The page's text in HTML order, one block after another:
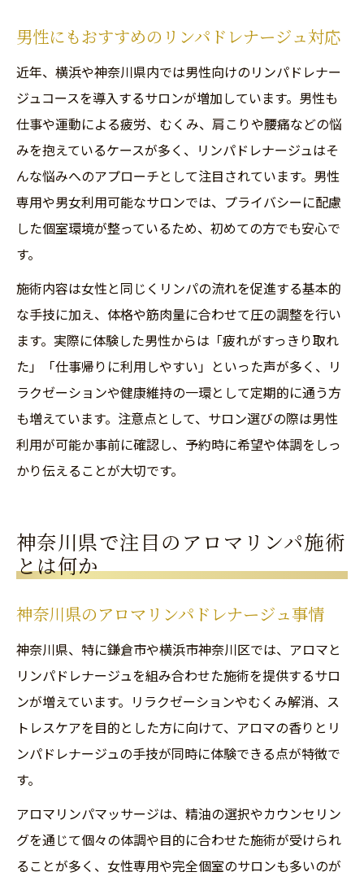
男性にもおすすめのリンパドレナージュ対応
近年、横浜や神奈川県内では男性向けのリンパドレナー
ジュコースを導入するサロンが増加しています。男性も
仕事や運動による疲労、むくみ、肩こりや腰痛などの悩
みを抱えているケースが多く、リンパドレナージュはそ
んな悩みへのアプローチとして注目されています。男性
専用や男女利用可能なサロンでは、プライバシーに配慮
した個室環境が整っているため、初めての方でも安心で
す。
施術内容は女性と同じくリンパの流れを促進する基本的
な手技に加え、体格や筋肉量に合わせて圧の調整を行い
ます。実際に体験した男性からは「疲れがすっきり取れ
た」「仕事帰りに利用しやすい」といった声が多く、リ
ラクゼーションや健康維持の一環として定期的に通う方
も増えています。注意点として、サロン選びの際は男性
利用が可能か事前に確認し、予約時に希望や体調をしっ
かり伝えることが大切です。
神奈川県で注目のアロマリンパ施術
とは何か
神奈川県のアロマリンパドレナージュ事情
神奈川県、特に鎌倉市や横浜市神奈川区では、アロマと
リンパドレナージュを組み合わせた施術を提供するサロ
ンが増えています。リラクゼーションやむくみ解消、ス
トレスケアを目的とした方に向けて、アロマの香りとリ
ンパドレナージュの手技が同時に体験できる点が特徴で
す。
アロマリンパマッサージは、精油の選択やカウンセリン
グを通じて個々の体調や目的に合わせた施術が受けられ
ることが多く、女性専用や完全個室のサロンも多いのが